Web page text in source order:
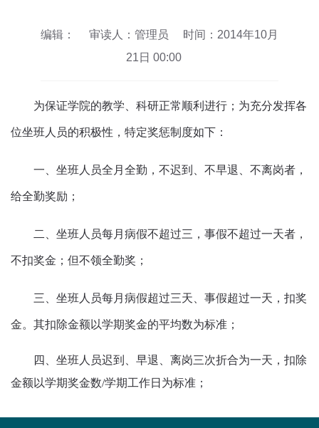
编辑： 审读人：管理员
时间：2014年10月
21日 00:00
为保证学院的教学、科研正常顺利进行；为充分发挥各
位坐班人员的积极性，特定奖惩制度如下：
一、坐班人员全月全勤，不迟到、不早退、不离岗者，
给全勤奖励；
二、坐班人员每月病假不超过三，事假不超过一天者，
不扣奖金；但不领全勤奖；
三、坐班人员每月病假超过三天、事假超过一天，扣奖
金。其扣除金额以学期奖金的平均数为标准；
四、坐班人员迟到、早退、离岗三次折合为一天，扣除
金额以学期奖金数/学期工作日为标准；